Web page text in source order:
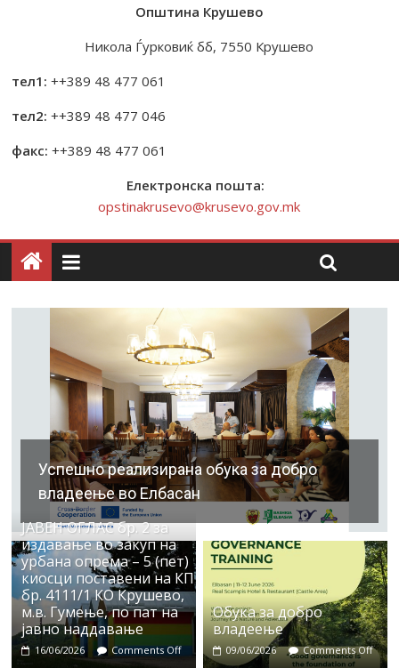
Општина Крушево
Никола Ѓурковиќ бб, 7550 Крушево
тел1: ++389 48 477 061
тел2: ++389 48 477 046
факс: ++389 48 477 061
Електронска пошта:
opstinakrusevo@krusevo.gov.mk
Успешно реализирана обука за добро
владеење во Елбасан
ЈАВЕН ОГЛАС бр. 2 за
издавање во закуп на
урбана опрема – 5 (пет)
киосци поставени на КП
бр. 4111/1 КО Крушево,
м.в. Гумење, по пат на
јавно наддавање
16/06/2026 Comments Off
Обука за добро
владеење
09/06/2026 Comments Off